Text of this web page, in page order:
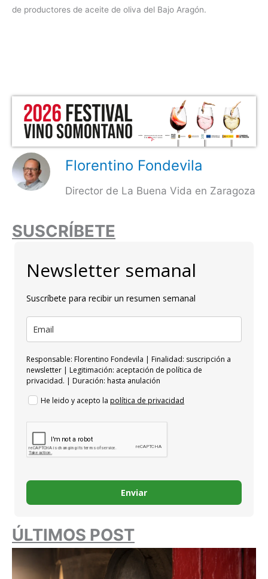
de productores de aceite de oliva del Bajo Aragón.
Florentino Fondevila
Director de La Buena Vida en Zaragoza
SUSCRÍBETE
Newsletter semanal
Suscríbete para recibir un resumen semanal
Responsable: Florentino Fondevila | Finalidad: suscripción a
newsletter | Legitimación: aceptación de política de
privacidad. | Duración: hasta anulación
He leido y acepto la política de privacidad
Enviar
ÚLTIMOS POST